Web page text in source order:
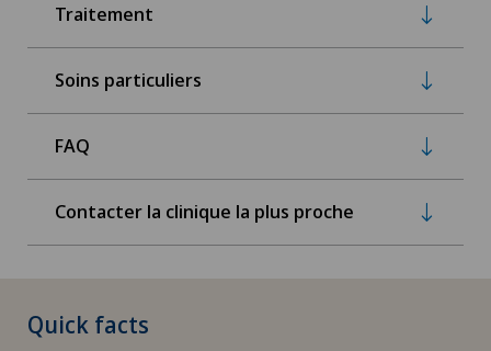
Traitement
Soins particuliers
FAQ
Contacter la clinique la plus proche
Quick facts